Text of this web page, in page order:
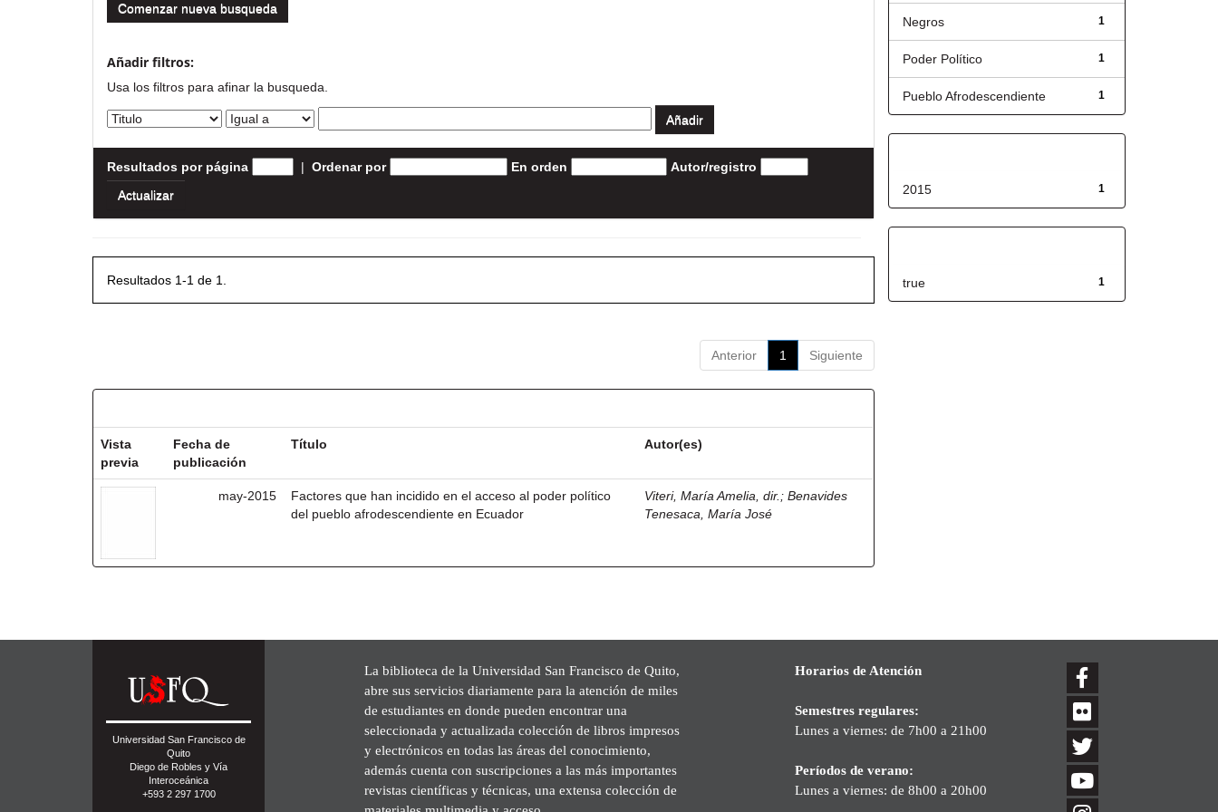
Comenzar nueva busqueda
Añadir filtros:
Usa los filtros para afinar la busqueda.
Resultados por página | Ordenar por En orden Autor/registro
Resultados 1-1 de 1.
Anterior 1 Siguiente
Vista
previa
Fecha de
publicación
Título Autor(es)
may-2015
Factores que han incidido en el acceso al poder político
del pueblo afrodescendiente en Ecuador
Viteri, María Amelia, dir. ;Benavides
Tenesaca, María José
1
Negros
1
Poder Político
1
Pueblo Afrodescendiente
1
2015
1
true
Universidad San Francisco de
Quito
Diego de Robles y Vía
Interoceánica
+593 2 297 1700
La biblioteca de la Universidad San Francisco de Quito,
abre sus servicios diariamente para la atención de miles
de estudiantes en donde pueden encontrar una
seleccionada y actualizada colección de libros impresos
y electrónicos en todas las áreas del conocimiento,
además cuenta con suscripciones a las más importantes
revistas científicas y técnicas, una extensa colección de
Horarios de Atención
Semestres regulares:
Lunes a viernes: de 7h00 a 21h00
Períodos de verano:
Lunes a viernes: de 8h00 a 20h00